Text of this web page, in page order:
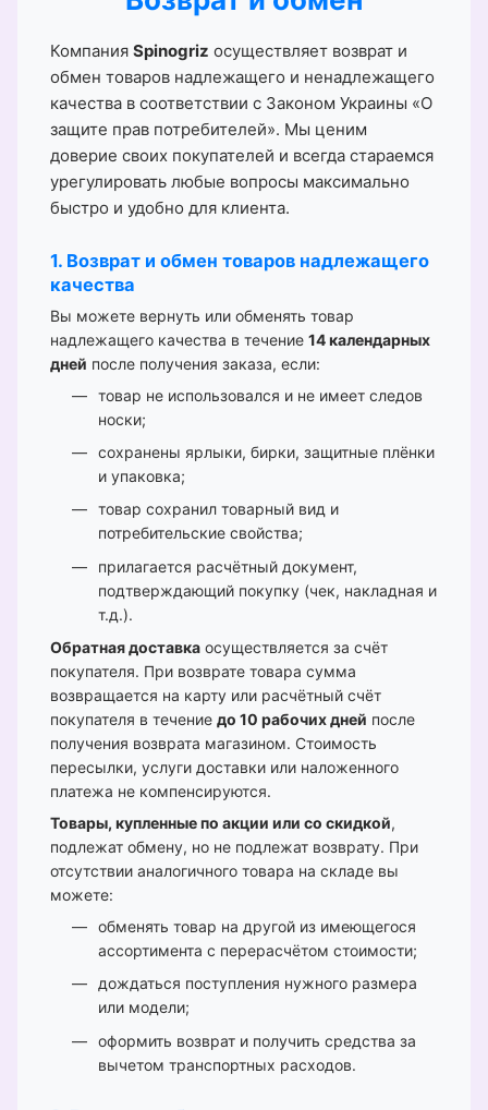
Компания Spinogriz осуществляет возврат и
обмен товаров надлежащего и ненадлежащего
качества в соответствии с Законом Украины «О
защите прав потребителей». Мы ценим
доверие своих покупателей и всегда стараемся
урегулировать любые вопросы максимально
быстро и удобно для клиента.
1. Возврат и обмен товаров надлежащего
качества
Вы можете вернуть или обменять товар
надлежащего качества в течение 14 календарных
дней после получения заказа, если:
товар не использовался и не имеет следов
носки;
сохранены ярлыки, бирки, защитные плёнки
и упаковка;
товар сохранил товарный вид и
потребительские свойства;
прилагается расчётный документ,
подтверждающий покупку (чек, накладная и
т.д.).
Обратная доставка осуществляется за счёт
покупателя. При возврате товара сумма
возвращается на карту или расчётный счёт
покупателя в течение до 10 рабочих дней после
получения возврата магазином. Стоимость
пересылки, услуги доставки или наложенного
платежа не компенсируются.
Товары, купленные по акции или со скидкой,
подлежат обмену, но не подлежат возврату. При
отсутствии аналогичного товара на складе вы
можете:
обменять товар на другой из имеющегося
ассортимента с перерасчётом стоимости;
дождаться поступления нужного размера
или модели;
оформить возврат и получить средства за
вычетом транспортных расходов.